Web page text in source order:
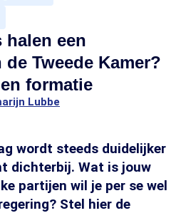
halen een
Tweede Kamer?
formatie
Lubbe
wordt steeds duidelijker
dichterbij. Wat is jouw
partijen wil je per se wel
Stel hier de